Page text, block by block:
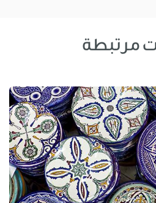
مرتبطة